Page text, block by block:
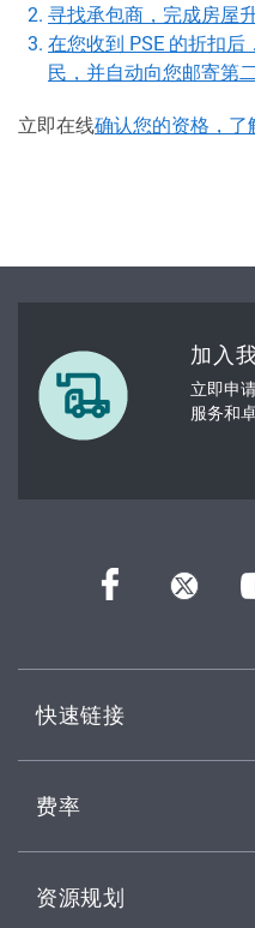
寻找承包商，完成房屋升
在您收到 PSE 的折扣
民，并自动向您邮寄第
立即在线确认您的资格，了
加入
立即申
服务和
快速链接
费率
资源规划